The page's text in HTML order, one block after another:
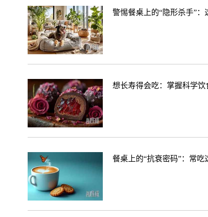
警惕餐桌上的“隐形杀手”：
想长寿得会吃：掌握科学饮
餐桌上的“抗衰密码”：常